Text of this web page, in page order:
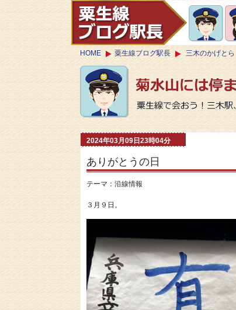
HOME 粟生線ブログ駅長 三木のかげとら
2024年03月09日23時04分
ありがとうの日
テーマ： 沿線情報
３月９日。